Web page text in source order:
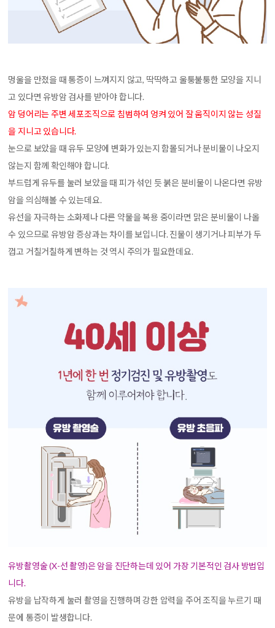
멍울을 만졌을 때 통증이 느껴지지 않고, 딱딱하고 울퉁불퉁한 모양을 지니
고 있다면 유방암 검사를 받아야 합니다.
암 덩어리는 주변 세포조직으로 침범하여 엉켜 있어 잘 움직이지 않는 성질
을 지니고 있습니다.
눈으로 보았을 때 유두 모양에 변화가 있는지 함몰되거나 분비물이 나오지
않는지 함께 확인해야 합니다.
부드럽게 유두를 눌러 보았을 때 피가 섞인 듯 붉은 분비물이 나온다면 유방
암을 의심해볼 수 있는데요.
유선을 자극하는 소화제나 다른 약물을 복용 중이라면 맑은 분비물이 나올
수 있으므로 유방암 증상과는 차이를 보입니다. 진물이 생기거나 피부가 두
껍고 거칠거칠하게 변하는 것 역시 주의가 필요한데요.
유방촬영술 (X-선 촬영)은 암을 진단하는데 있어 가장 기본적인 검사 방법입
니다.
유방을 납작하게 눌러 촬영을 진행하며 강한 압력을 주어 조직을 누르기 때
문에 통증이 발생합니다.